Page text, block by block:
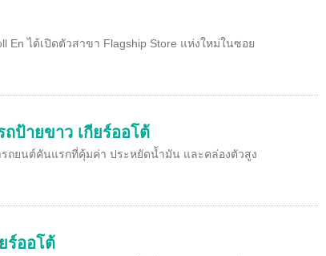
ได้เปิดตัวสาขา Flagship Store แห่งใหม่ในซอย
ป้ายขาว เกียร์ออโต้
รถยนต์คันแรกที่คุ้มค่า ประหยัดน้ำมัน และคล่องตัวสูง
ร์ออโต้